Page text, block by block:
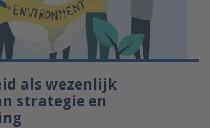
als wezenlijk
strategie en